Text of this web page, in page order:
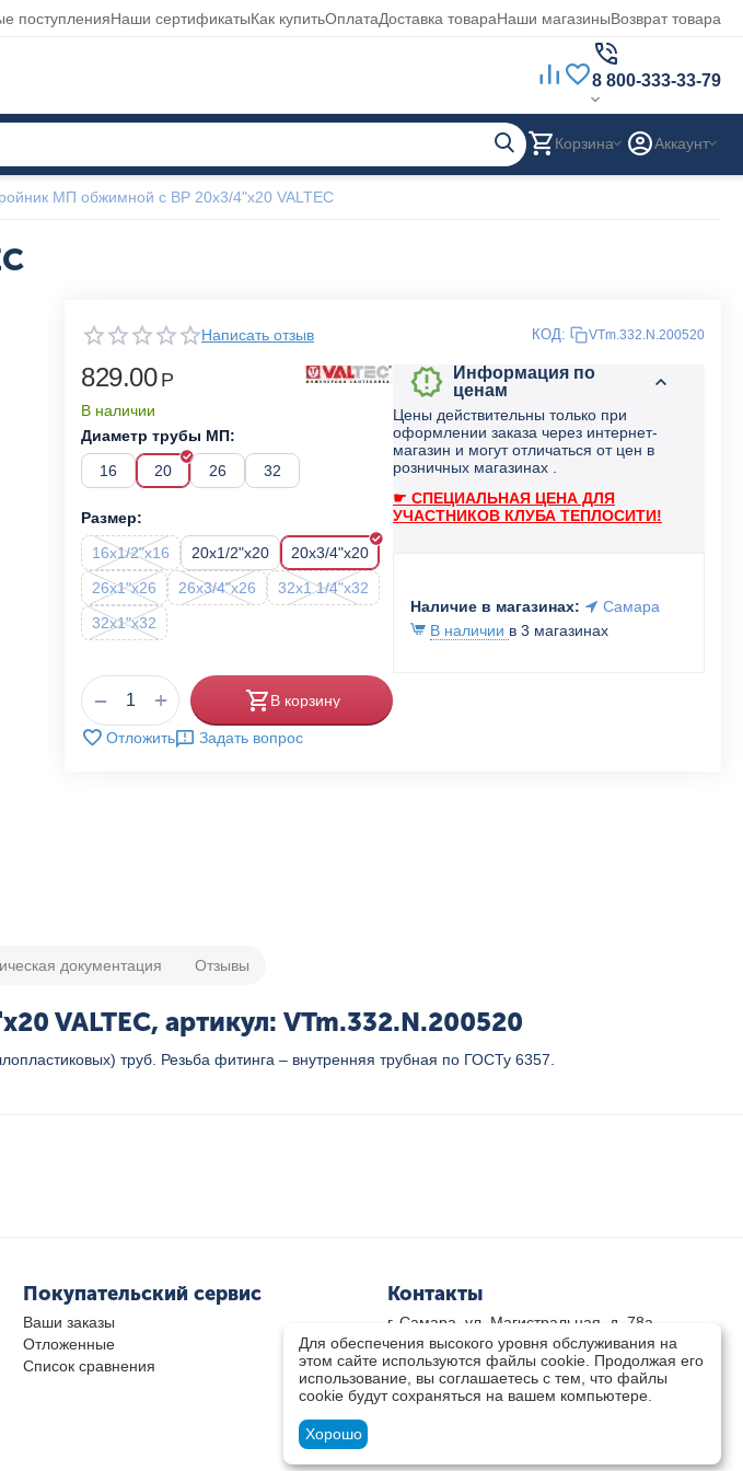
поступленияНаши сертификатыКак купитьОплатаДоставка товараНаши магазиныВозврат товара
8 800-333-33-79
Корзина Аккаунт
МП обжимной с ВР 20x3/4"x20 VALTEC
Написать отзыв КОД: VTm.332.N.200520
829.00 Р
В наличии
Диаметр трубы МП:
16
20 26 32
Размер:
16x1/2"x16
20x1/2"x20
20x3/4"x20
26x1"x26
26x3/4"x26
32x1 1/4"x32
32x1"x32
+
− В корзину
Отложить Задать вопрос
Информация по
ценам
Цены действительны только при
оформлении заказа через интернет-
магазин и могут отличаться от цен в
розничных магазинах .
☛ СПЕЦИАЛЬНАЯ ЦЕНА ДЛЯ
УЧАСТНИКОВ КЛУБА ТЕПЛОСИТИ!
Наличие в магазинах:
Самара
В наличии в 3 магазинах
документация Отзывы
VALTEC, артикул: VTm.332.N.200520
труб. Резьба фитинга – внутренняя трубная по ГОСТу 6357.
Покупательский сервис
Ваши заказы
Отложенные
Список сравнения
Контакты
г. Самара, ул. Магистральная, д. 78а
8 800-333-33-79(звонок бесплатный)
8(846)-211-03-15
Пн-Пт 8.30 - 17.30 Сб 9.00 - 16.00
zakaz@teplocity.com
Для обеспечения высокого уровня обслуживания на
этом сайте используются файлы cookie. Продолжая его
использование, вы соглашаетесь с тем, что файлы
cookie будут сохраняться на вашем компьютере.
Хорошо